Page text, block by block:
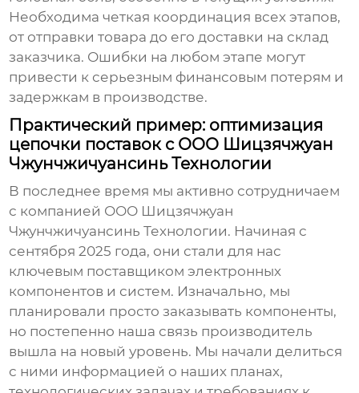
Необходима четкая координация всех этапов,
от отправки товара до его доставки на склад
заказчика. Ошибки на любом этапе могут
привести к серьезным финансовым потерям и
задержкам в производстве.
Практический пример: оптимизация
цепочки поставок с ООО Шицзячжуан
Чжунчжичуансинь Технологии
В последнее время мы активно сотрудничаем
с компанией ООО Шицзячжуан
Чжунчжичуансинь Технологии. Начиная с
сентября 2025 года, они стали для нас
ключевым поставщиком электронных
компонентов и систем. Изначально, мы
планировали просто заказывать компоненты,
но постепенно наша связь производитель
вышла на новый уровень. Мы начали делиться
с ними информацией о наших планах,